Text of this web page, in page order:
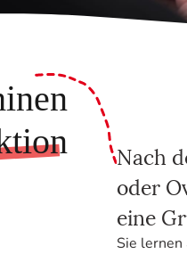
Nach
oder
eine
Sie